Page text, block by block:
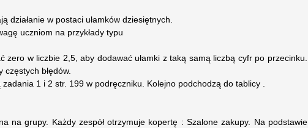
działanie w postaci ułamków dziesiętnych.
uczniom na przykłady typu
zero w liczbie 2,5, aby dodawać ułamki z taką samą liczbą cyfr po przecinku.
częstych błędów.
1 i 2 str. 199 w podręczniku. Kolejno podchodzą do tablicy .
na grupy. Każdy zespół otrzymuje kopertę : Szalone zakupy. Na podstawie